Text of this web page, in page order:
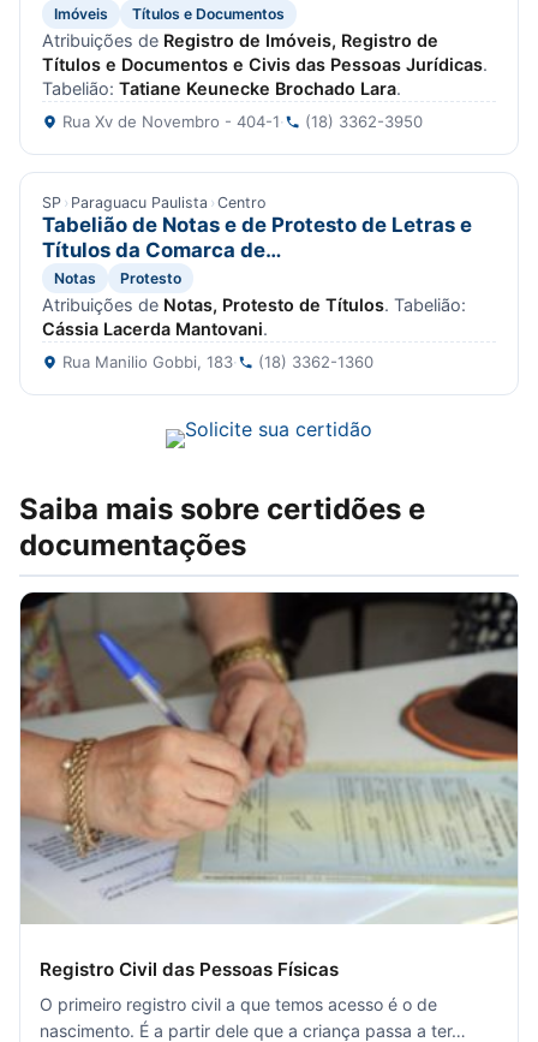
Imóveis Títulos e Documentos
Atribuições de Registro de Imóveis, Registro de
Títulos e Documentos e Civis das Pessoas Jurídicas.
Tabelião: Tatiane Keunecke Brochado Lara.
Rua Xv de Novembro - 404-1· (18) 3362-3950
SP › Paraguacu Paulista › Centro
Tabelião de Notas e de Protesto de Letras e
Títulos da Comarca de…
Notas Protesto
Atribuições de Notas, Protesto de Títulos. Tabelião:
Cássia Lacerda Mantovani.
Rua Manilio Gobbi, 183· (18) 3362-1360
Saiba mais sobre certidões e
documentações
Registro Civil das Pessoas Físicas
O primeiro registro civil a que temos acesso é o de
nascimento. É a partir dele que a criança passa a ter…